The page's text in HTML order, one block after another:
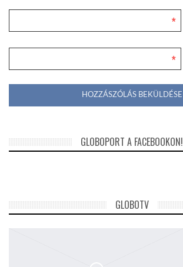
*
*
GLOBOPORT A FACEBOOKON!
GLOBOTV